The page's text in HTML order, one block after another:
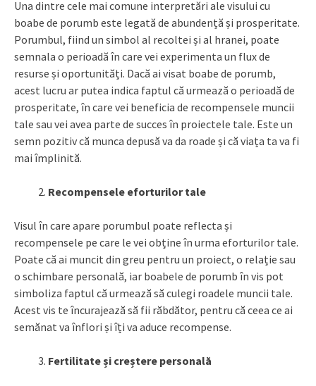
Una dintre cele mai comune interpretări ale visului cu
boabe de porumb este legată de abundență și prosperitate.
Porumbul, fiind un simbol al recoltei și al hranei, poate
semnala o perioadă în care vei experimenta un flux de
resurse și oportunități. Dacă ai visat boabe de porumb,
acest lucru ar putea indica faptul că urmează o perioadă de
prosperitate, în care vei beneficia de recompensele muncii
tale sau vei avea parte de succes în proiectele tale. Este un
semn pozitiv că munca depusă va da roade și că viața ta va fi
mai împlinită.
Recompensele eforturilor tale
Visul în care apare porumbul poate reflecta și
recompensele pe care le vei obține în urma eforturilor tale.
Poate că ai muncit din greu pentru un proiect, o relație sau
o schimbare personală, iar boabele de porumb în vis pot
simboliza faptul că urmează să culegi roadele muncii tale.
Acest vis te încurajează să fii răbdător, pentru că ceea ce ai
semănat va înflori și îți va aduce recompense.
Fertilitate și creștere personală